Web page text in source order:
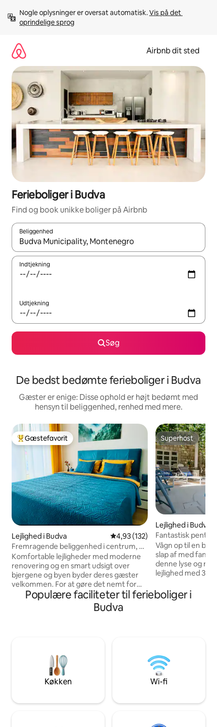
videre
Nogle oplysninger er oversat automatisk. Vis på det
oprindelige sprog
Airbnb dit sted
Ferieboliger i Budva
Find og book unikke boliger på Airbnb
Beliggenhed
Når resultaterne er tilgængelige, skal du navigere med
Indtjekning
Udtjekning
Søg
De bedst bedømte ferieboliger i Budva
Gæster er enige: Disse ophold er højt bedømt med
hensyn til beliggenhed, renhed med mere.
Bedste gæstefavorit
Gæstefavorit
Lejlighed i Budva 4,93 ud af 5 i gennemsnitlig
4,93 (132)
Fremragende beliggenhed i centrum, 5
minutter til havet og parkering
Komfortable lejligheder med moderne
renovering og en smart udsigt over
bjergene og byen byder deres gæster
velkommen. For at gøre det nemt for
dig er der 6 senge: 2 senge på 160 og en
stor sovesofa, 2 badeværelser med
bruser, toiletartikler og en
Højhastighedsinternet, aircondition og
rulleskodder i hvert værelse. To
terrasser med udsigt over bjergene og
byen. 2 smart-tv i soveværelset og
Superhost
Superhost
Lejlighed i Budva
Fantastisk
panoramaudsigt
Vågn op til en
slap af med
denne lyse og
lejlighed med 3
badeværelser og
stue og
ønsker komfort,
ferie.
Populære faciliteter til ferieboliger i
Budva
Køkken Wi-fi